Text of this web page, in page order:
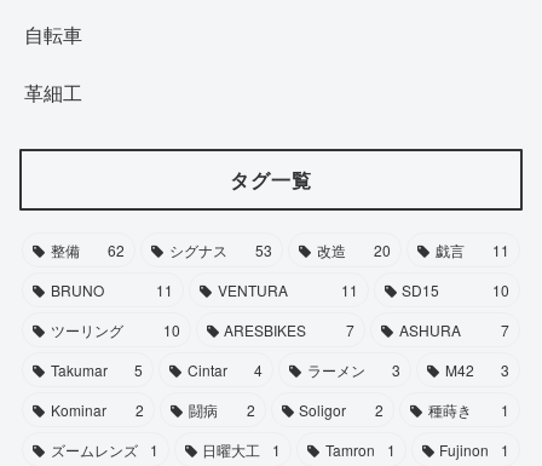
自転車
革細工
タグ一覧
整備 62 シグナス 53 改造 20 戯言
11
BRUNO
11 VENTURA 11 SD15
10
ツーリング
10 ARESBIKES 7 ASHURA
7
Takumar
5 Cintar 4 ラーメン 3 M42
3
Kominar
2 闘病 2 Soligor 2 種蒔き
1
ズームレンズ
1 日曜大工 1 Tamron 1 Fujinon
1